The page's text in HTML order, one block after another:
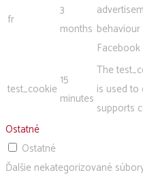
fr
3
months
test_cookie
15
minutes
The
is used
supports
Ostatné
Ostatné
Ďalšie nekategorizované